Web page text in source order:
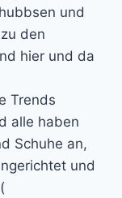
und
den
hier und da
Trends
alle haben
Schuhe an,
und